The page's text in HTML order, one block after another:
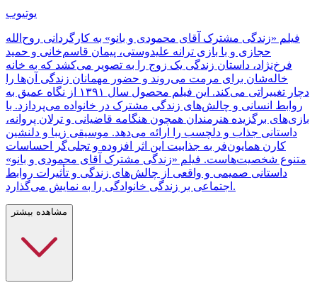
یوتیوب
فیلم «زندگی مشترک آقای محمودی و بانو» به کارگردانی روح‌الله
حجازی و با بازی ترانه علیدوستی، پیمان قاسم‌خانی و حمید
فرخ‌نژاد، داستان زندگی یک زوج را به تصویر می‌کشد که به خانه
خاله‌شان برای مرمت می‌روند و حضور مهمانان زندگی آن‌ها را
دچار تغییراتی می‌کند. این فیلم محصول سال ۱۳۹۱ از نگاه عمیق به
روابط انسانی و چالش‌های زندگی مشترک در خانواده می‌پردازد. با
بازی‌های برگزیده هنرمندان همچون هنگامه قاضیانی و ترلان پروانه،
داستانی جذاب و دلچسب را ارائه می‌دهد. موسیقی زیبا و دلنشین
کارن همایون‌فر به جذابیت این اثر افزوده و تجلی‌گر احساسات
متنوع شخصیت‌هاست. فیلم «زندگی مشترک آقای محمودی و بانو»
داستانی صمیمی و واقعی از چالش‌های زندگی و تأثیرات روابط
اجتماعی بر زندگی خانوادگی را به نمایش می‌گذارد.
مشاهده بیشتر